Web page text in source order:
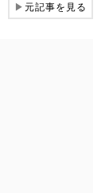
▶元記事を見る